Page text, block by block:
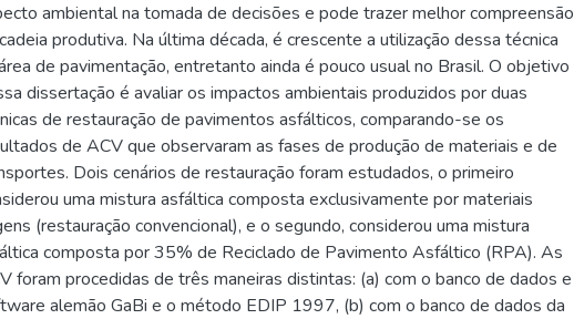
ambiental na tomada de decisões e pode trazer melhor compreensão
produtiva. Na última década, é crescente a utilização dessa técnica
de pavimentação, entretanto ainda é pouco usual no Brasil. O objetivo
dissertação é avaliar os impactos ambientais produzidos por duas
de restauração de pavimentos asfálticos, comparando-se os
de ACV que observaram as fases de produção de materiais e de
Dois cenários de restauração foram estudados, o primeiro
uma mistura asfáltica composta exclusivamente por materiais
(restauração convencional), e o segundo, considerou uma mistura
composta por 35% de Reciclado de Pavimento Asfáltico (RPA). As
foram procedidas de três maneiras distintas: (a) com o banco de dados e
alemão GaBi e o método EDIP 1997, (b) com o banco de dados da